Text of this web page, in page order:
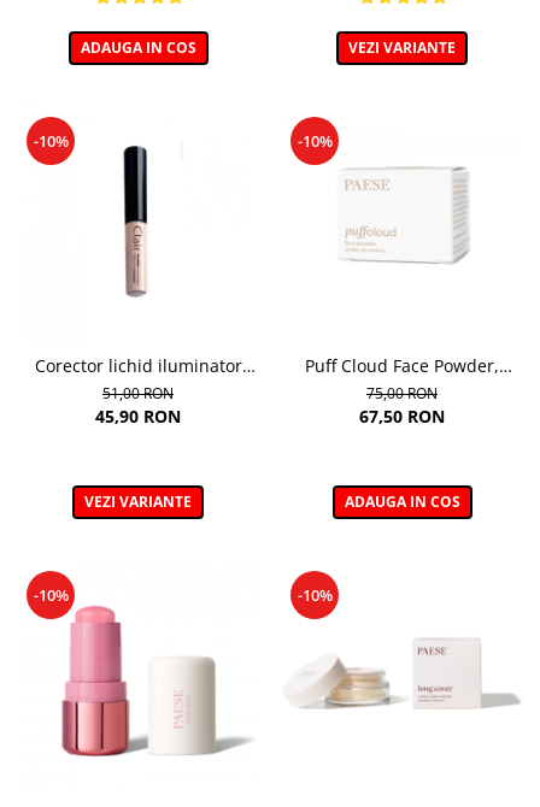
ADAUGA IN COS VEZI VARIANTE
-10%
Corector lichid iluminator
Clair Brightening 01 Porcelain
- 6ml
51,00 RON
45,90 RON
VEZI VARIANTE
-10%
Puff Cloud Face Powder,
Pudra compacta matifianta
75,00 RON
67,50 RON
ADAUGA IN COS
-10% -10%